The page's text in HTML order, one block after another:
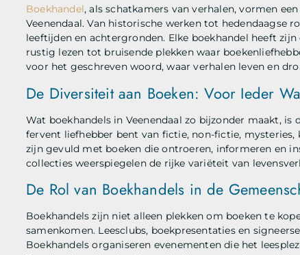
Boekhandel, als schatkamers van verhalen, vormen
Veenendaal. Van historische werken tot hedendaagse
leeftijden en achtergronden. Elke boekhandel heeft
rustig lezen tot bruisende plekken waar
voor het geschreven woord, waar verhalen leven en
De Diversiteit aan Boeken: Voor Ieder
Wat boekhandels in Veenendaal zo bijzonder maakt, is
fervent liefhebber bent van fictie, non-fictie, mysteries,
zijn gevuld met boeken die ontroeren, informeren en
collecties weerspiegelen de rijke variëteit van
De Rol van Boekhandels in de
Boekhandels zijn niet alleen plekken om boeken te
samenkomen. Leesclubs, boekpresentaties en
Boekhandels organiseren evenementen die het